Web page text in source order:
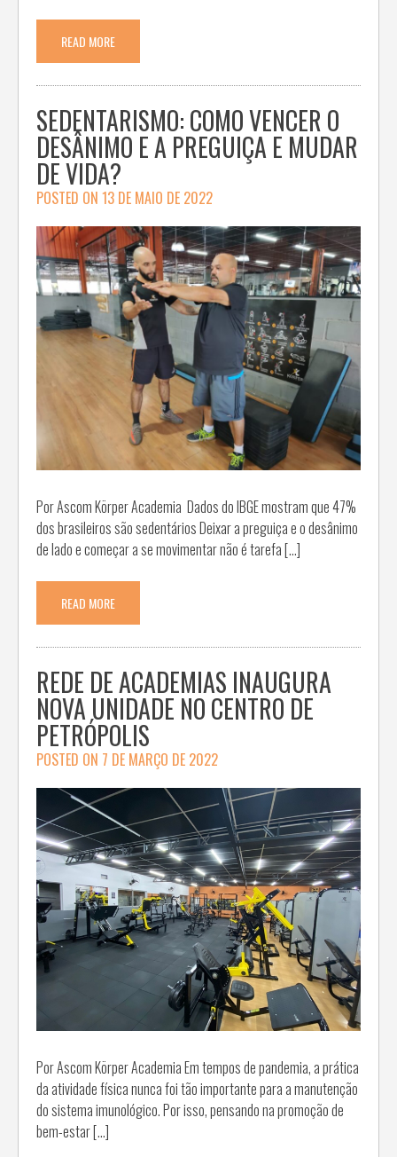
READ MORE
SEDENTARISMO: COMO VENCER O
DESÂNIMO E A PREGUIÇA E MUDAR
DE VIDA?
POSTED ON 13 DE MAIO DE 2022
Por Ascom Körper Academia Dados do IBGE mostram que 47%
dos brasileiros são sedentários Deixar a preguiça e o desânimo
de lado e começar a se movimentar não é tarefa […]
READ MORE
REDE DE ACADEMIAS INAUGURA
NOVA UNIDADE NO CENTRO DE
PETRÓPOLIS
POSTED ON 7 DE MARÇO DE 2022
Por Ascom Körper Academia Em tempos de pandemia, a prática
da atividade física nunca foi tão importante para a manutenção
do sistema imunológico. Por isso, pensando na promoção de
bem-estar […]